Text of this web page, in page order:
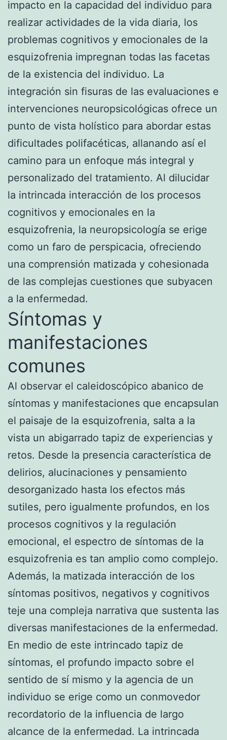
impacto en la capacidad del individuo para
realizar actividades de la vida diaria, los
problemas cognitivos y emocionales de la
esquizofrenia impregnan todas las facetas
de la existencia del individuo. La
integración sin fisuras de las evaluaciones e
intervenciones neuropsicológicas ofrece un
punto de vista holístico para abordar estas
dificultades polifacéticas, allanando así el
camino para un enfoque más integral y
personalizado del tratamiento. Al dilucidar
la intrincada interacción de los procesos
cognitivos y emocionales en la
esquizofrenia, la neuropsicología se erige
como un faro de perspicacia, ofreciendo
una comprensión matizada y cohesionada
de las complejas cuestiones que subyacen
a la enfermedad.
Síntomas y
manifestaciones
comunes
Al observar el caleidoscópico abanico de
síntomas y manifestaciones que encapsulan
el paisaje de la esquizofrenia, salta a la
vista un abigarrado tapiz de experiencias y
retos. Desde la presencia característica de
delirios, alucinaciones y pensamiento
desorganizado hasta los efectos más
sutiles, pero igualmente profundos, en los
procesos cognitivos y la regulación
emocional, el espectro de síntomas de la
esquizofrenia es tan amplio como complejo.
Además, la matizada interacción de los
síntomas positivos, negativos y cognitivos
teje una compleja narrativa que sustenta las
diversas manifestaciones de la enfermedad.
En medio de este intrincado tapiz de
síntomas, el profundo impacto sobre el
sentido de sí mismo y la agencia de un
individuo se erige como un conmovedor
recordatorio de la influencia de largo
alcance de la enfermedad. La intrincada